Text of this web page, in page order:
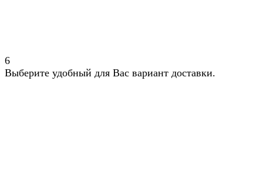
6
Выберите удобный для Вас вариант доставки.